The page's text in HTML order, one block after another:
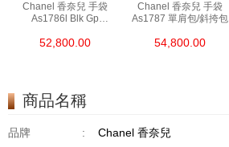
Chanel 香奈兒 手袋
As1786l Blk Gp
52,800.00
Chanel 香奈兒 手袋
As1787 單肩包/斜挎包
54,800.00
商品名稱
品牌 : Chanel 香奈兒